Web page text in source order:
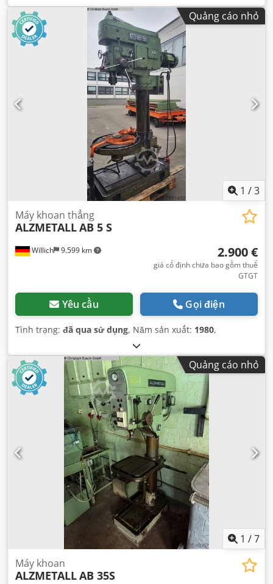
Quảng cáo nhỏ
1 /3
Willich 9.599 km
Máy khoan thẳng
ALZMETALLAB 5 S
2.900 €
giá cố định chưa bao gồm thuế
GTGT
Yêu cầu Gọi điện
Tình trạng: đã qua sử dụng, Năm sản xuất: 1980,
Quảng cáo nhỏ
1 /7
Máy khoan
ALZMETALLAB 35S